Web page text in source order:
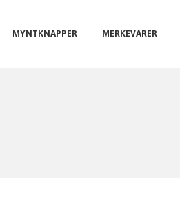
MYNTKNAPPER MERKEVARER